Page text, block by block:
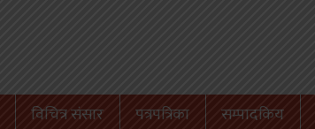
विचित्र संसार पत्रपत्रिका सम्पादकिय